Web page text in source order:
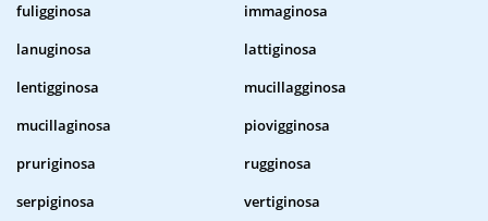
fuligginosa
immaginosa
lanuginosa
lattiginosa
lentigginosa
mucillagginosa
mucillaginosa
piovigginosa
pruriginosa
rugginosa
serpiginosa
vertiginosa